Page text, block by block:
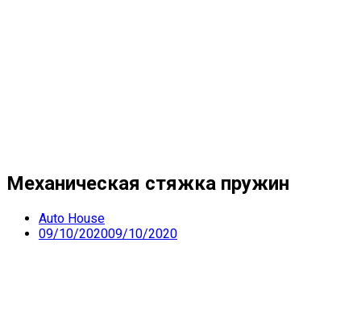
Механическая стяжка пружин
Auto House
09/10/202009/10/2020